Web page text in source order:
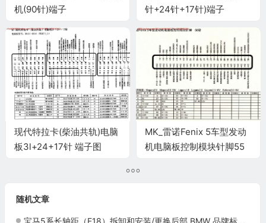
机(90针)端子
针+24针+17针)端子
现代特拉卡(柴油共轨)电脑
板3l+24+17针 端子图
MK_雷诺Fenix 5车型发动
机电脑板控制模块针脚55
随机文章
宝马5系长轴距（F18）拆卸和安装/更换后部 BMW 品牌标识施工与复检标准